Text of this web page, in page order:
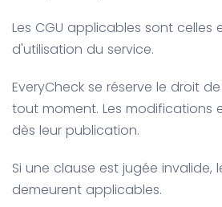
Les CGU applicables sont
d'utilisation du service.
EveryCheck se réserve le droit
tout moment. Les modifications
dès leur publication.
Si une clause est jugée invalide,
demeurent applicables.